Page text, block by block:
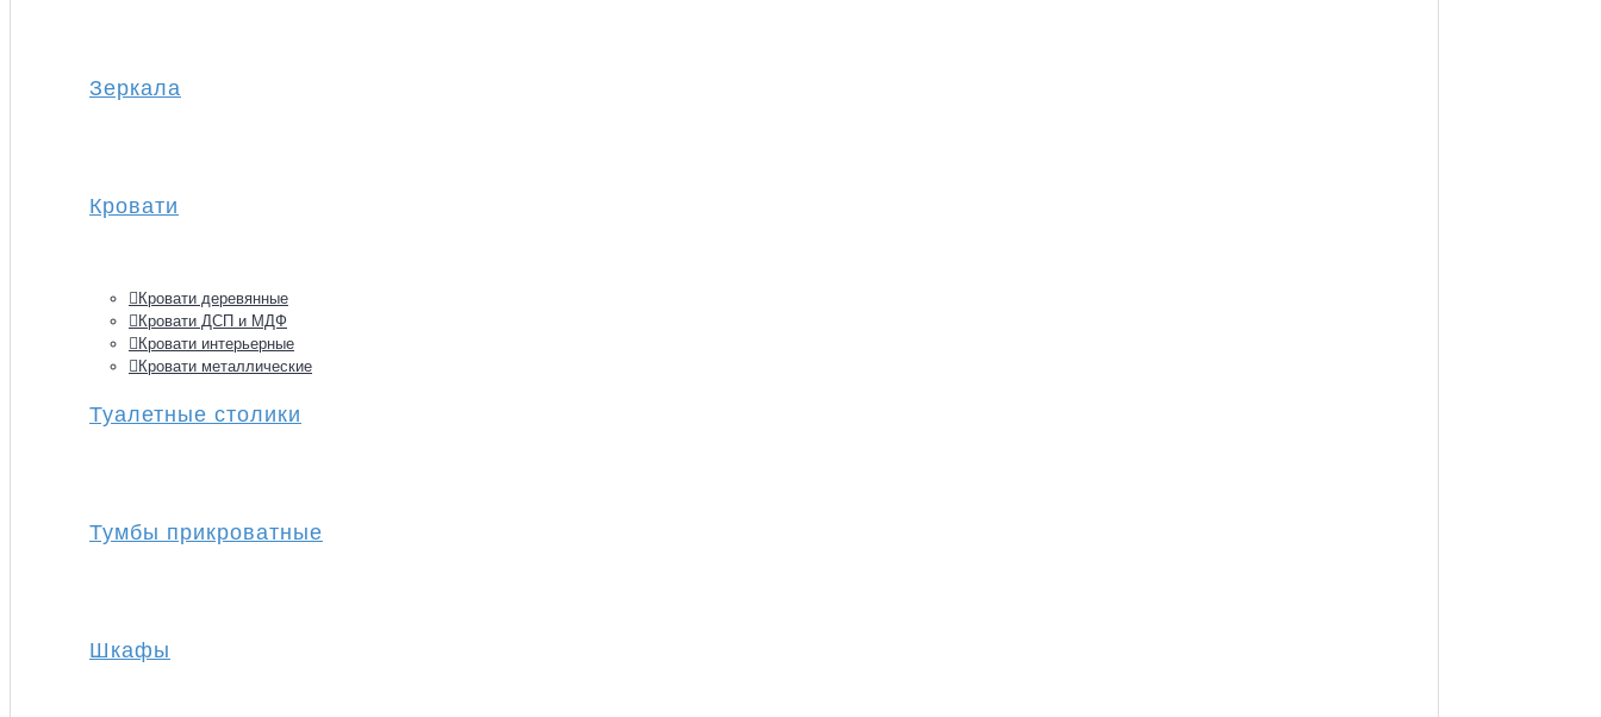
Зеркала
Кровати
Кровати деревянные
Кровати ДСП и МДФ
Кровати интерьерные
Кровати металлические
Туалетные столики
Тумбы прикроватные
Шкафы